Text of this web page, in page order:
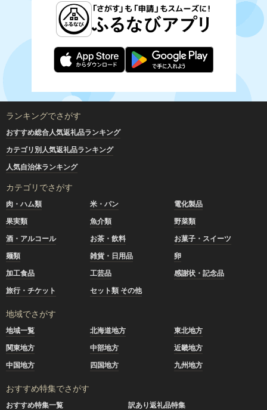
ランキングでさがす
おすすめ総合人気返礼品ランキング
カテゴリ別人気返礼品ランキング
人気自治体ランキング
カテゴリでさがす
肉・ハム類 米・パン
電化製品
果実類
魚介類
野菜類
酒・アルコール
お茶・飲料
お菓子・スイーツ
麺類
雑貨・日用品
卵
加工食品
工芸品
感謝状・記念品
旅行・チケット
セット類 その他
地域でさがす
地域一覧 北海道地方
東北地方
関東地方
中部地方
近畿地方
中国地方
四国地方 九州地方
おすすめ特集でさがす
おすすめ特集一覧
訳あり返礼品特集